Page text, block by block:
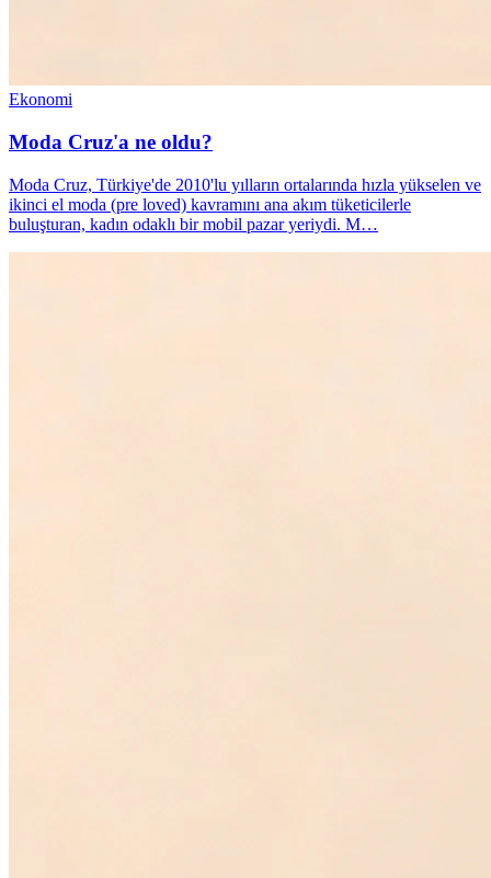
Ekonomi
Moda Cruz'a ne oldu?
Moda Cruz, Türkiye'de 2010'lu yılların ortalarında hızla yükselen ve
ikinci el moda (pre loved) kavramını ana akım tüketicilerle
buluşturan, kadın odaklı bir mobil pazar yeriydi. M…